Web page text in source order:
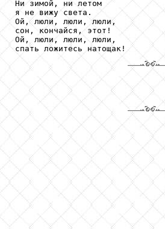
Ни зимой, ни летом
я не вижу света.
Ой, люли, люли, люли,
сон, кончайся, этот!
Ой, люли, люли, люли,
спать ложитесь натощак!